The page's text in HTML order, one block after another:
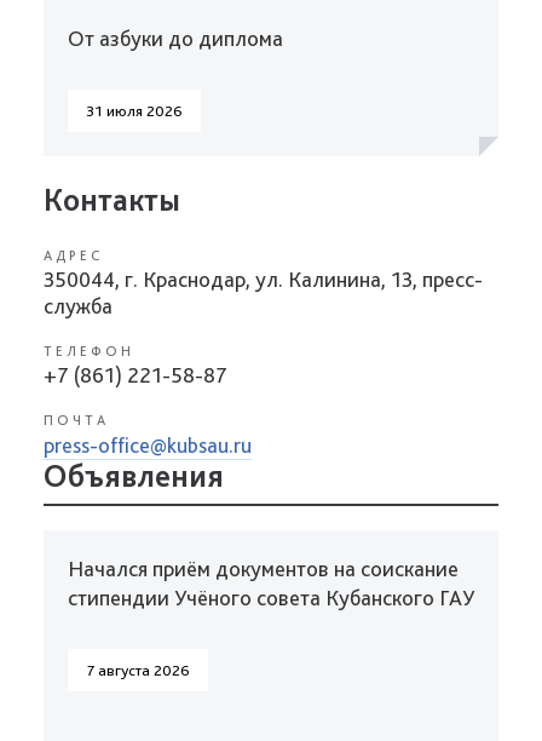
От азбуки до диплома
31 июля 2026
Контакты
АДРЕС
350044, г. Краснодар, ул. Калинина, 13, пресс-
служба
ТЕЛЕФОН
+7 (861) 221-58-87
ПОЧТА
press-office@kubsau.ru
Объявления
Начался приём документов на соискание
стипендии Учёного совета Кубанского ГАУ
7 августа 2026